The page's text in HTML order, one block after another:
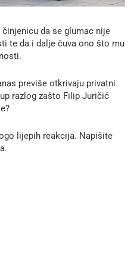
da se glumac nije
te da i dalje čuva ono što mu
previše otkrivaju privatni
razlog zašto Filip Juričić
lijepih reakcija. Napišite